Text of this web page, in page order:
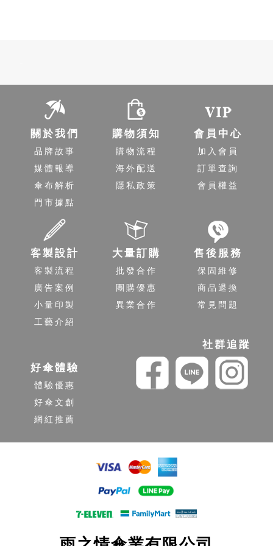
關於我們
品牌故事
媒體報導
傘布解析
門市據點
購物須知
購物流程
海外配送
隱私政策
會員中心
加入會員
訂單查詢
會員權益
客製設計
客製流程
廣告案例
小量印製
工藝介紹
大量訂購
批發合作
團購優惠
異業合作
售後服務
保固維修
商品退換
常見問題
好傘體驗
體驗優惠
好傘文創
網紅推薦
社群追蹤